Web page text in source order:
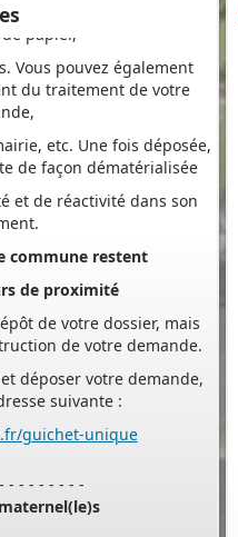
Vous pouvez également
du traitement de votre
etc. Une fois déposée,
de façon dématérialisée
et de réactivité dans son
commune restent
de proximité
de votre dossier, mais
de votre demande.
déposer votre demande,
suivante :
guichet-unique
- - - - - - - -